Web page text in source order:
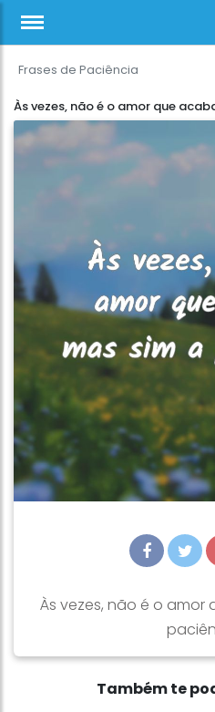
Frases de Paciência
Às vezes, não é o amor que
Às vezes, não é o amor
Também te